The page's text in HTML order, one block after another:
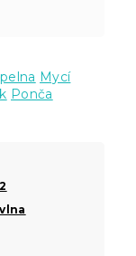
Mycí
Ponča